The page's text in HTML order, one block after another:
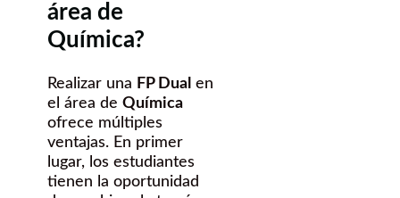
área de
Química?
Realizar una FP Dual en
el área de Química
ofrece múltiples
ventajas. En primer
lugar, los estudiantes
tienen la oportunidad